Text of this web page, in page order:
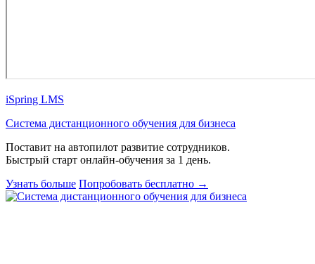
iSpring LMS
Система дистанционного обучения для бизнеса
Поставит на автопилот развитие сотрудников.
Быстрый старт онлайн‑обучения за 1 день.
Узнать больше Попробовать бесплатно →